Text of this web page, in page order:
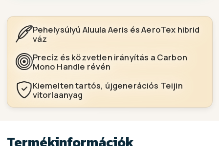
Pehelysúlyú Aluula Aeris és AeroTex hibrid
váz
Precíz és közvetlen irányítás a Carbon
Mono Handle révén
Kiemelten tartós, újgenerációs Teijin
vitorlaanyag